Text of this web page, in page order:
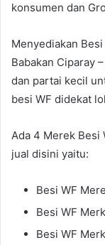
konsumen dan
Menyediakan
Babakan Ciparay
dan partai kecil
besi WF didekat
Ada 4 Merek Besi
jual disini yaitu:
Besi WF
Besi WF
Besi WF